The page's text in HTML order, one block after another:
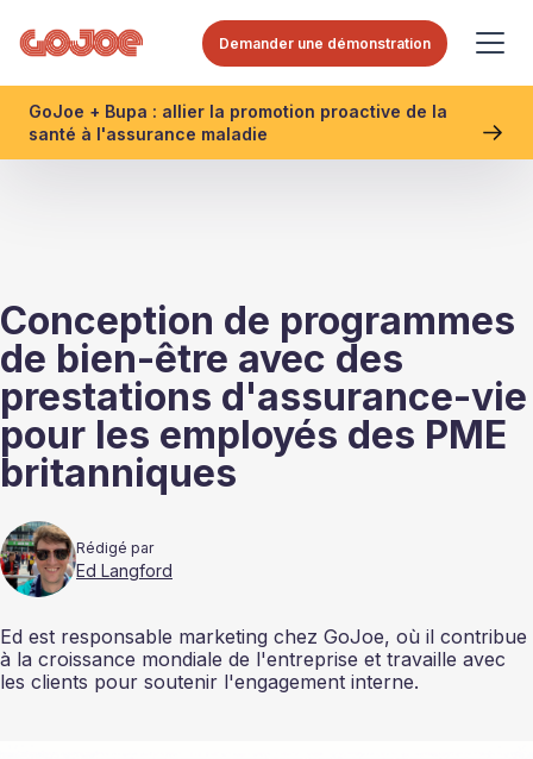
Demander une démonstration
GoJoe + Bupa : allier la promotion proactive de la
santé à l'assurance maladie
Conception de programmes
de bien-être avec des
prestations d'assurance-vie
pour les employés des PME
britanniques
Rédigé par
Ed Langford
Ed est responsable marketing chez GoJoe, où il contribue
à la croissance mondiale de l'entreprise et travaille avec
les clients pour soutenir l'engagement interne.